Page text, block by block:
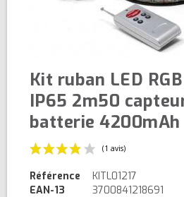
Kit ruban LED
IP65 2m50
batterie 4200mAh
Référence
KITL01217
EAN-13
3700841218691